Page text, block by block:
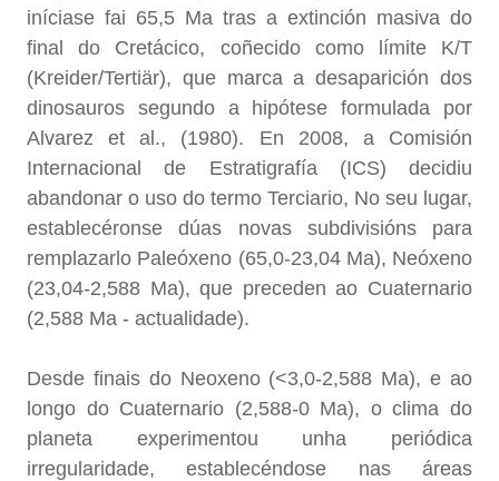
iníciase fai 65,5 Ma tras a extinción masiva do
final do Cretácico, coñecido como límite K/T
(Kreider/Tertiär), que marca a desaparición dos
dinosauros segundo a hipótese formulada por
Alvarez et al., (1980). En 2008, a Comisión
Internacional de Estratigrafía (ICS) decidiu
abandonar o uso do termo Terciario, No seu lugar,
establecéronse dúas novas subdivisións para
remplazarlo Paleóxeno (65,0-23,04 Ma), Neóxeno
(23,04-2,588 Ma), que preceden ao Cuaternario
(2,588 Ma - actualidade).
Desde finais do Neoxeno (<3,0-2,588 Ma), e ao
longo do Cuaternario (2,588-0 Ma), o clima do
planeta experimentou unha periódica
irregularidade, establecéndose nas áreas